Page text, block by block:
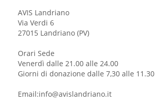
AVIS Landriano
Via Verdi 6
27015 Landriano (PV)
Orari Sede
Venerdì dalle 21.00 alle 24.00
Giorni di donazione dalle 7,30 alle 11.30
Email:info@avislandriano.it